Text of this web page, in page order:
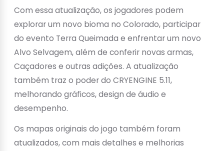
Com essa atualização, os jogadores podem
explorar um novo bioma no Colorado, participar
do evento Terra Queimada e enfrentar um novo
Alvo Selvagem, além de conferir novas armas,
Caçadores e outras adições. A atualização
também traz o poder do CRYENGINE 5.11,
melhorando gráficos, design de áudio e
desempenho.
Os mapas originais do jogo também foram
atualizados, com mais detalhes e melhorias